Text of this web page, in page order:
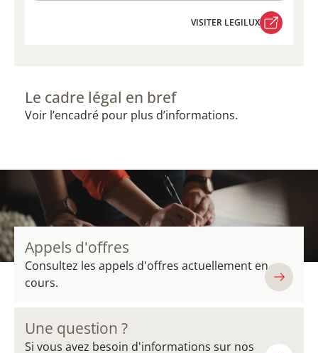
VISITER LEGILUX
Le cadre légal en bref
Voir l’encadré pour plus d’informations.
Appels d'offres
Consultez les appels d'offres actuellement en
cours.
Une question ?
Si vous avez besoin d'informations sur nos